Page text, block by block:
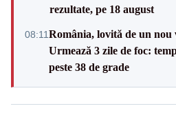
rezultate, pe 18 august
08:11România, lovită de un nou
Urmează 3 zile de foc:
peste 38 de grade